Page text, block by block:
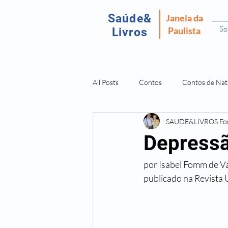
Saúde&
Livros
Janela da
Paulista
All Posts Contos Contos de
Recordar É Viver Fantasma da
Amostras Livros Isabel Fomm
SAUDE&LIVROS
por Isabel Fomm de
publicado na Revista